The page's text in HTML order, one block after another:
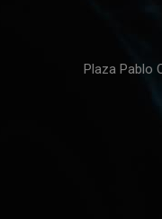
Plaza Pablo